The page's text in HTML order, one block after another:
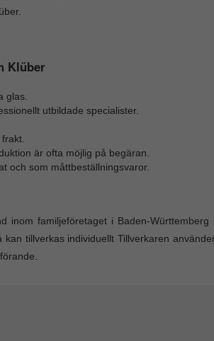
Klüber
glas.
utbildade specialister.
är ofta möjlig på begäran.
och som måttbeställningsvaror.
inom familjeföretaget i Baden-
kan tillverkas individuellt Tillverkaren